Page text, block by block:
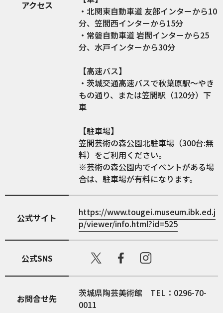
アクセス
・北関東自動車道 友部インターから10
分、笠間西インターから15分
・常磐自動車道 岩間インターから25
分、水戸インターから30分
【高速バス】
・茨城交通高速バスで秋葉原駅～やき
もの通り、または笠間駅（120分）下
車
【駐車場】
笠間芸術の森公園北駐車場（300台:無
料）をご利用ください。
※芸術の森公園内でイベントがある場
合は、駐車場が有料になります。
公式サイト
https://www.tougei.museum.ibk.ed.j
p/viewer/info.html?id=525
公式SNS
お問合せ先
茨城県陶芸美術館 TEL：0296-70-
0011